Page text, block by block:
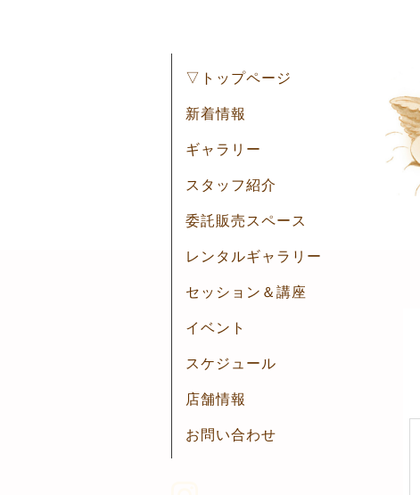
▽トップページ
新着情報
ギャラリー
スタッフ紹介
委託販売スペース
レンタルギャラリー
セッション＆講座
イベント
スケジュール
店舗情報
お問い合わせ